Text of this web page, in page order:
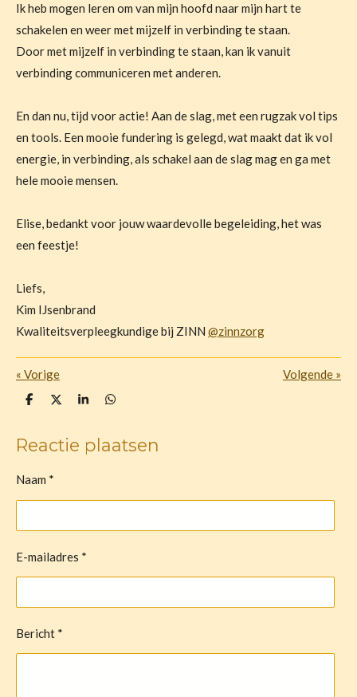
Ik heb mogen leren om van mijn hoofd naar mijn hart te
schakelen en weer met mijzelf in verbinding te staan.
Door met mijzelf in verbinding te staan, kan ik vanuit
verbinding communiceren met anderen.
En dan nu, tijd voor actie! Aan de slag, met een rugzak vol tips
en tools. Een mooie fundering is gelegd, wat maakt dat ik vol
energie, in verbinding, als schakel aan de slag mag en ga met
hele mooie mensen.
Elise, bedankt voor jouw waardevolle begeleiding, het was
een feestje!
Liefs,
Kim IJsenbrand
Kwaliteitsverpleegkundige bij ZINN @zinnzorg
« Vorige Volgende »
D
e
n
D
l
S
e
D
e
n
Reactie plaatsen
Naam *
E-mailadres *
Bericht *